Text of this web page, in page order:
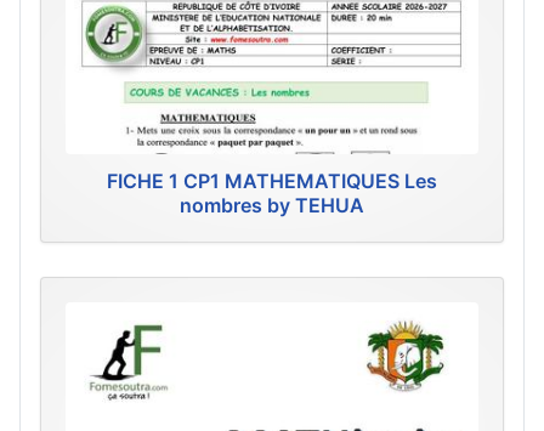
FICHE 1 CP1 MATHEMATIQUES Les
nombres by TEHUA